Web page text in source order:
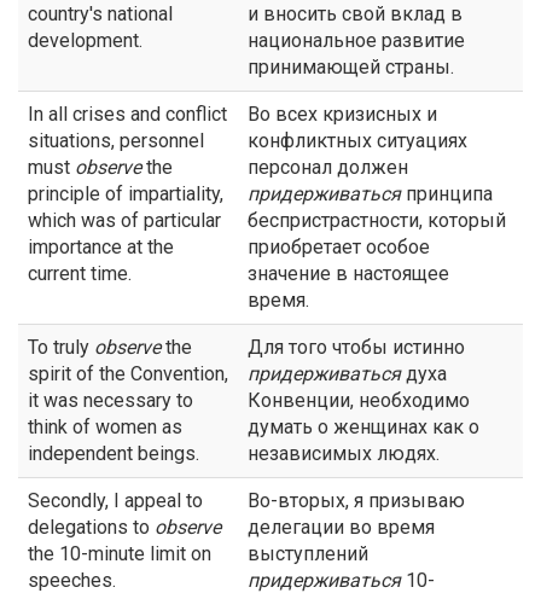
country's national
development.
и вносить свой вклад в
национальное развитие
принимающей страны.
In all crises and conflict
situations, personnel
must observethe
principle of impartiality,
which was of particular
importance at the
current time.
Во всех кризисных и
конфликтных ситуациях
персонал должен
придерживатьсяпринципа
беспристрастности, который
приобретает особое
значение в настоящее
время.
To truly observethe
spirit of the Convention,
it was necessary to
think of women as
independent beings.
Для того чтобы истинно
придерживатьсядуха
Конвенции, необходимо
думать о женщинах как о
независимых людях.
Secondly, I appeal to
delegations to observe
the 10-minute limit on
speeches.
Во-вторых, я призываю
делегации во время
выступлений
придерживаться10-